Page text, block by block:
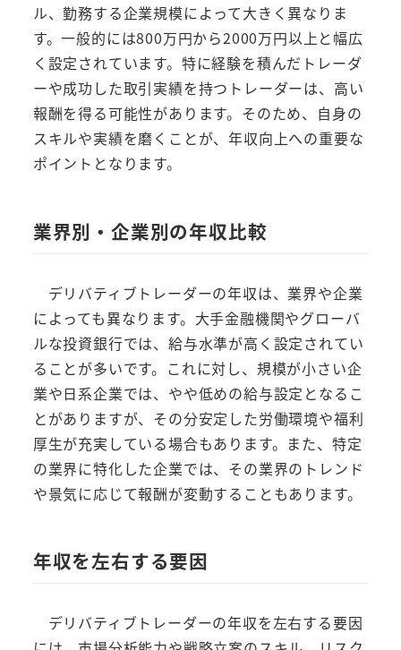
ル、勤務する企業規模によって大きく異なりま
す。一般的には800万円から2000万円以上と幅広
く設定されています。特に経験を積んだトレーダ
ーや成功した取引実績を持つトレーダーは、高い
報酬を得る可能性があります。そのため、自身の
スキルや実績を磨くことが、年収向上への重要な
ポイントとなります。
業界別・企業別の年収比較
デリバティブトレーダーの年収は、業界や企業
によっても異なります。大手金融機関やグローバ
ルな投資銀行では、給与水準が高く設定されてい
ることが多いです。これに対し、規模が小さい企
業や日系企業では、やや低めの給与設定となるこ
とがありますが、その分安定した労働環境や福利
厚生が充実している場合もあります。また、特定
の業界に特化した企業では、その業界のトレンド
や景気に応じて報酬が変動することもあります。
年収を左右する要因
デリバティブトレーダーの年収を左右する要因